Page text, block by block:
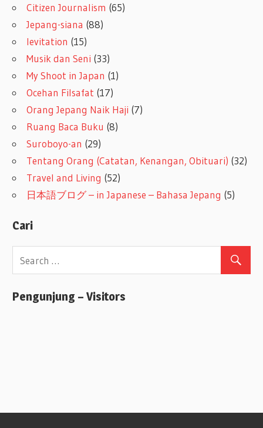
Citizen Journalism (65)
Jepang-siana (88)
levitation (15)
Musik dan Seni (33)
My Shoot in Japan (1)
Ocehan Filsafat (17)
Orang Jepang Naik Haji (7)
Ruang Baca Buku (8)
Suroboyo-an (29)
Tentang Orang (Catatan, Kenangan, Obituari) (32)
Travel and Living (52)
日本語ブログ – in Japanese – Bahasa Jepang (5)
Cari
Pengunjung – Visitors